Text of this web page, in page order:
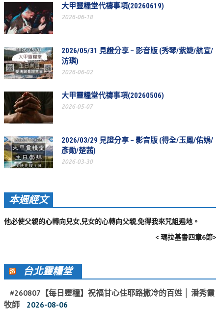
教會節慶_2017年
教會節慶_2016年
教會節慶_2015年
教會節慶_2014年
活動影音
活動影音_2026年
活動影音_2025年
活動影音_2024年
活動影音_2022年
活動影音_2018年
活動影音_2016年
大甲靈糧堂代禱事項(20260619)
2026-06-18
2026/05/31 見證分享 – 影音版 (秀琴/紫婕/航宣/
汸璘)
2026-06-02
大甲靈糧堂代禱事項(20260506)
2026-05-07
2026/03/29 見證分享 – 影音版 (得全/玉鳳/佑娟/
彥勛/楚茜)
2026-03-30
本週經文
他必使父親的心轉向兒女,兒女的心轉向父親,免得我來咒詛遍地。
< 瑪拉基書四章6節>
台北靈糧堂
#260807【每日靈糧】祝福甘心住耶路撒冷的百姓 │ 潘秀霞
牧師
2026-08-06